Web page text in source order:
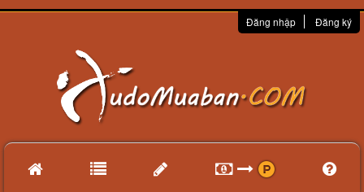
Đăng nhập Đăng ký